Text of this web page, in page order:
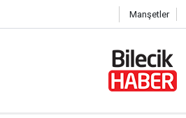
Manşetler